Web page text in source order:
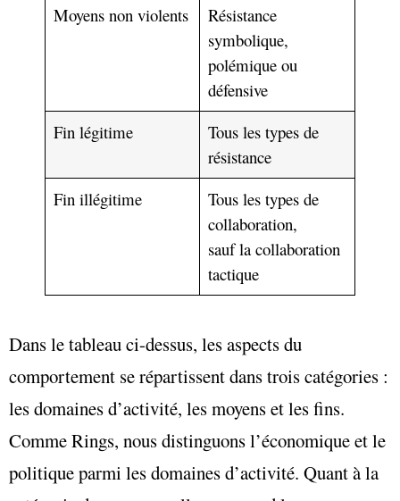
Moyens non violents
Résistance
symbolique,
polémique ou
défensive
Fin légitime
Tous les types de
résistance
Fin illégitime
Tous les types de
collaboration,
sauf la collaboration
tactique
Dans le tableau ci-dessus, les aspects du
comportement se répartissent dans trois catégories :
les domaines d’activité, les moyens et les fins.
Comme Rings, nous distinguons l’économique et le
politique parmi les domaines d’activité. Quant à la